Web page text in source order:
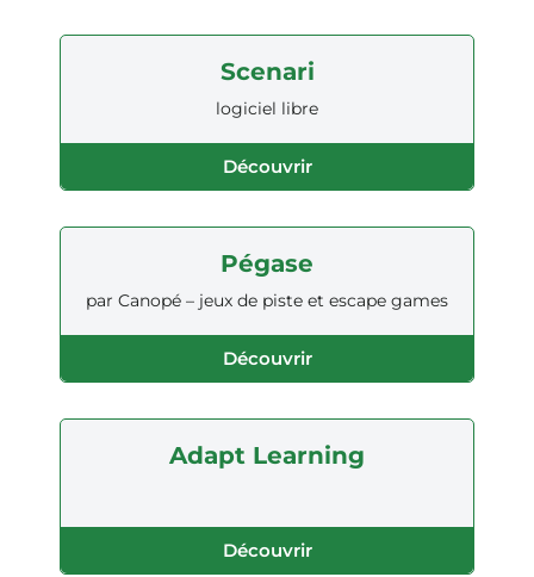
Scenari
logiciel libre
Découvrir
Pégase
par Canopé – jeux de piste et escape games
Découvrir
Adapt Learning
Découvrir